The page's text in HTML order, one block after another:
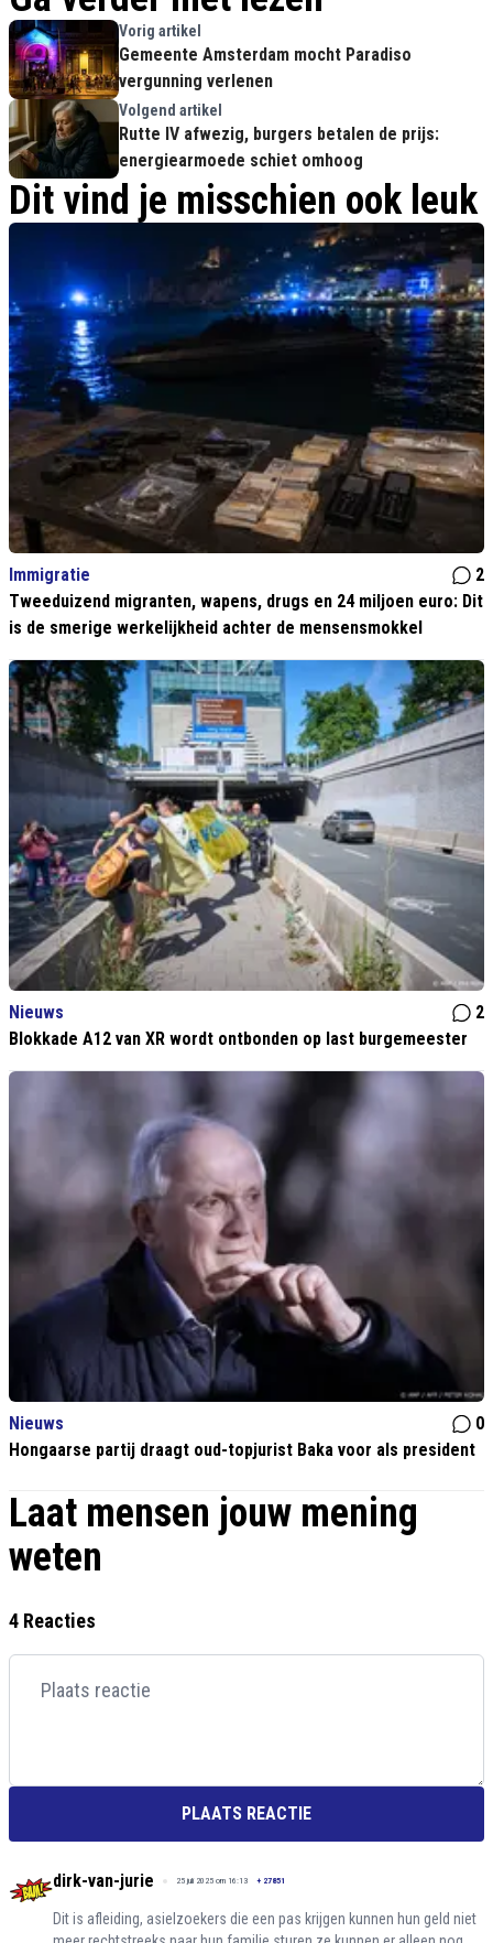
Vorig artikel
Gemeente Amsterdam mocht Paradiso
vergunning verlenen
Volgend artikel
Rutte IV afwezig, burgers betalen de prijs:
energiearmoede schiet omhoog
Dit vind je misschien ook leuk
Immigratie
2
Tweeduizend migranten, wapens, drugs en 24 miljoen euro: Dit
is de smerige werkelijkheid achter de mensensmokkel
Nieuws
2
Blokkade A12 van XR wordt ontbonden op last burgemeester
Nieuws
0
Hongaarse partij draagt oud-topjurist Baka voor als president
Laat mensen jouw mening
weten
4 Reacties
PLAATS REACTIE
dirk-van-jurie 25 juli 2025 om 16:13 + 27851
Dit is afleiding, asielzoekers die een pas krijgen kunnen hun geld niet